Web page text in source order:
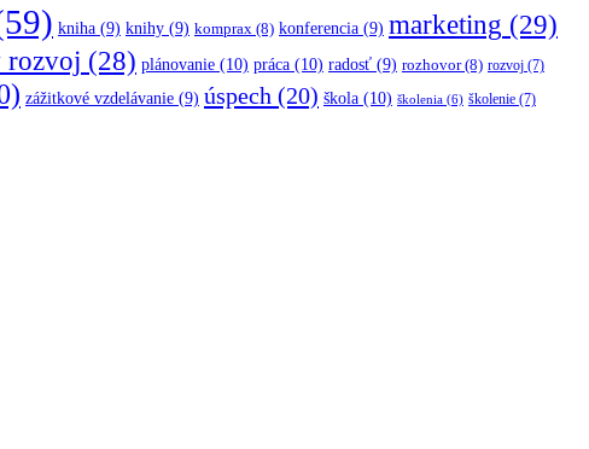
kniha (9) knihy (9) komprax (8) konferencia (9) marketing (29)
rozvoj (28) plánovanie (10) práca (10) radosť (9) rozhovor(8) rozvoj (7)
zážitkové vzdelávanie (9) úspech (20) škola (10) školenia (6) školenie (7)